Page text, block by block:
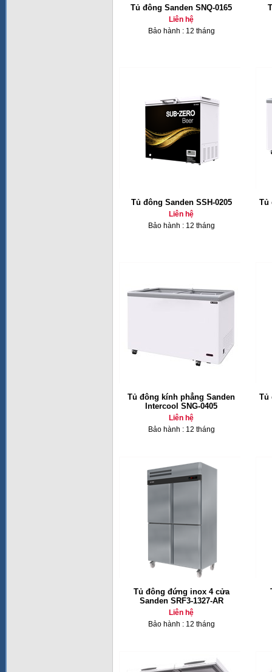
Tủ đông Sanden SNQ-0165
Liên hệ
Bảo hành : 12 tháng
Tủ đông Sanden SSH-0205
Liên hệ
Bảo hành : 12 tháng
Tủ
Tủ đông kính phẳng Sanden
Intercool SNG-0405
Liên hệ
Bảo hành : 12 tháng
Tủ
Tủ đông đứng inox 4 cửa
Sanden SRF3-1327-AR
Liên hệ
Bảo hành : 12 tháng